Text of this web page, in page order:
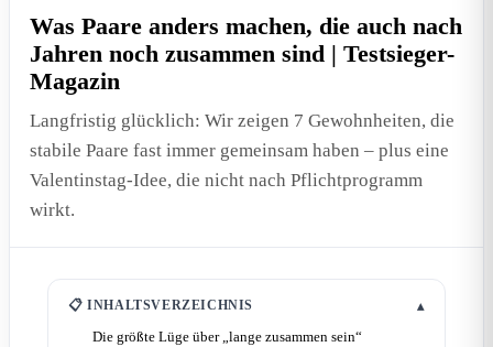
Was Paare anders machen, die auch nach
Jahren noch zusammen sind | Testsieger-
Magazin
Langfristig glücklich: Wir zeigen 7 Gewohnheiten, die
stabile Paare fast immer gemeinsam haben – plus eine
Valentinstag-Idee, die nicht nach Pflichtprogramm
wirkt.
📋 INHALTSVERZEICHNIS ▴
Die größte Lüge über „lange zusammen sein“